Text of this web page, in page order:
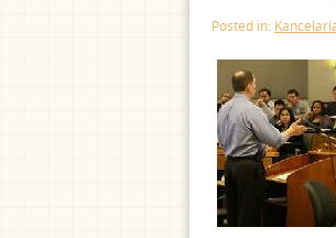
Posted in: